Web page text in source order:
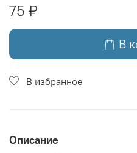
75 ₽
В
В избранное
Описание